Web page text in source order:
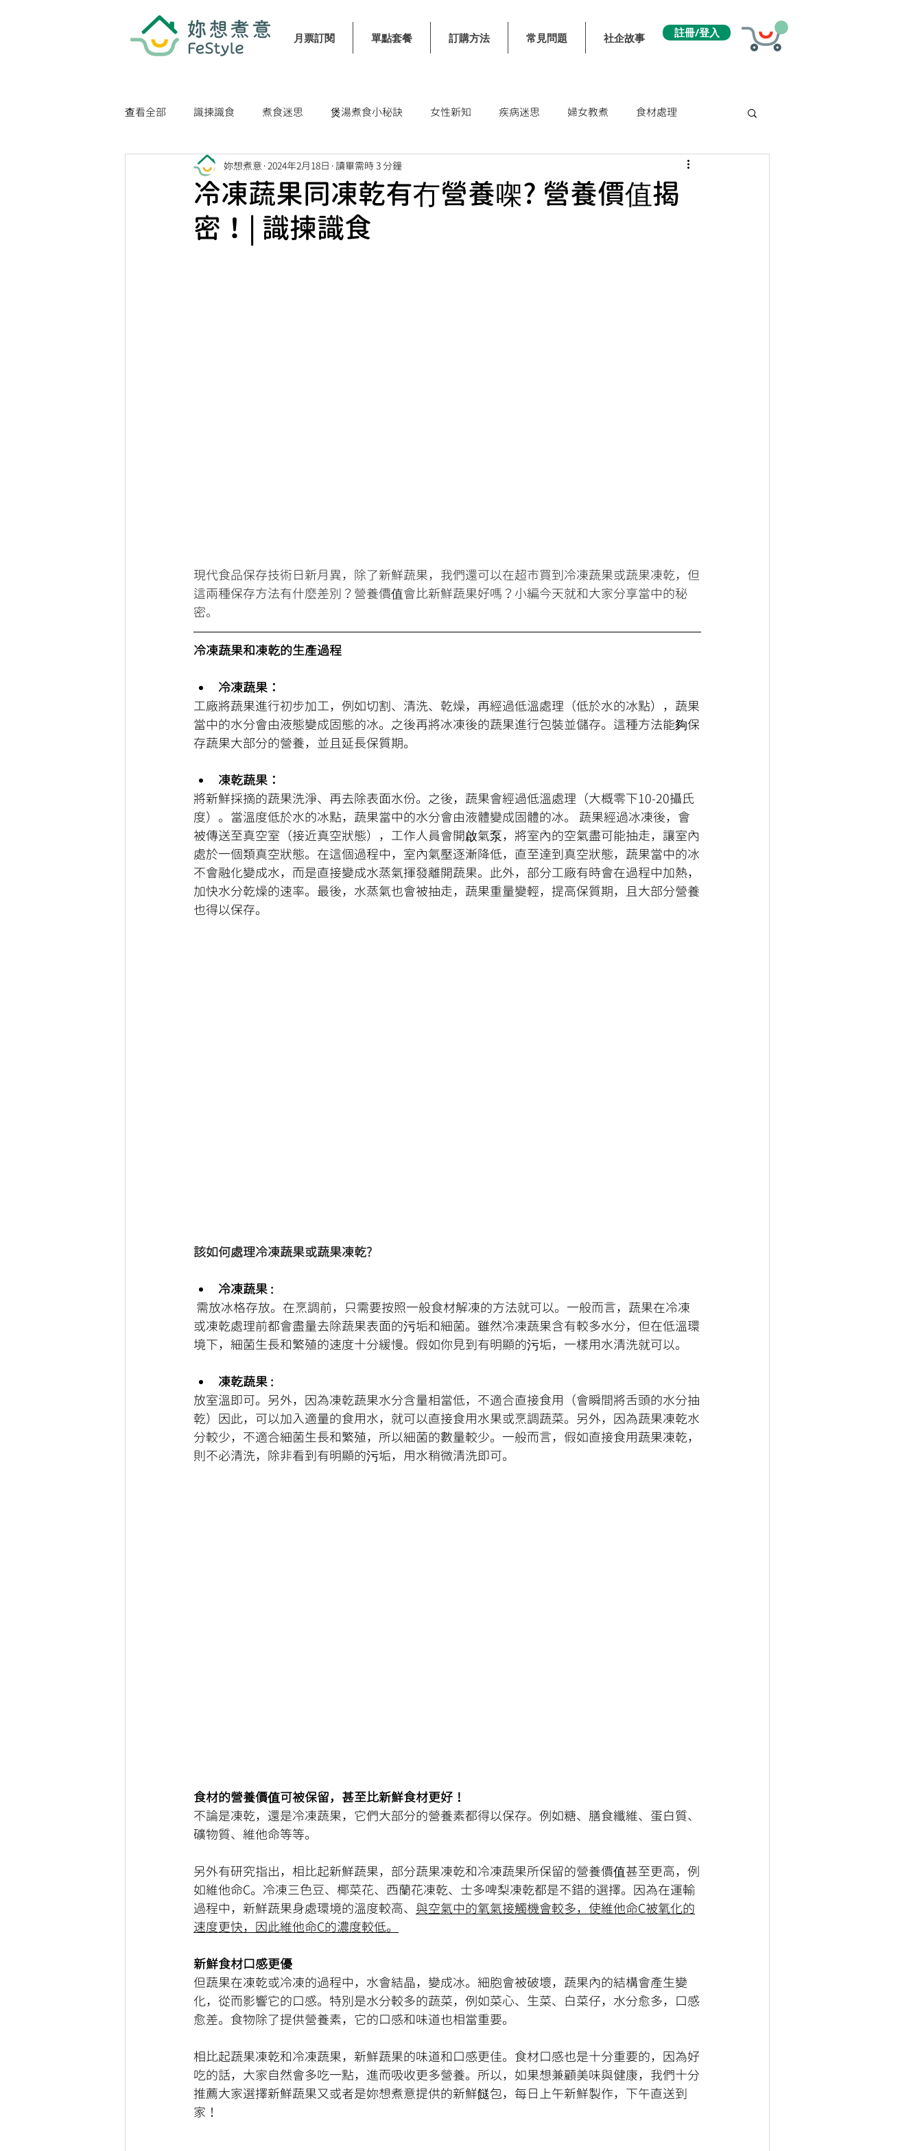
月票訂閱 單點套餐 訂購方法 常見問題 社企故事 註冊/登入
查看全部 識揀識食 煮食迷思 煲湯煮食小秘訣 女性新知 疾病迷思 婦女教煮 食材處理
家居生活小貼士 健康生活貼士
冷凍蔬果同凍乾有冇營養㗎? 營養價值揭
密！| 識揀識食
妳想煮意 2024年2月18日 讀畢需時 3 分鐘
現代食品保存技術日新月異，除了新鮮蔬果，我們還可以在超市買到冷凍蔬果或蔬果凍乾，但
這兩種保存方法有什麼差別？營養價值會比新鮮蔬果好嗎？小編今天就和大家分享當中的秘
密。
冷凍蔬果和凍乾的生產過程
冷凍蔬果：
工廠將蔬果進行初步加工，例如切割、清洗、乾燥，再經過低溫處理（低於水的冰點），蔬果
當中的水分會由液態變成固態的冰。之後再將冰凍後的蔬果進行包裝並儲存。這種方法能夠保
存蔬果大部分的營養，並且延長保質期。
凍乾蔬果：
將新鮮採摘的蔬果洗淨、再去除表面水份。之後，蔬果會經過低溫處理（大概零下10-20攝氏
度）。當溫度低於水的冰點，蔬果當中的水分會由液體變成固體的冰。 蔬果經過冰凍後，會
被傳送至真空室（接近真空狀態），工作人員會開啟氣泵，將室內的空氣盡可能抽走，讓室內
處於一個類真空狀態。在這個過程中，室內氣壓逐漸降低，直至達到真空狀態，蔬果當中的冰
不會融化變成水，而是直接變成水蒸氣揮發離開蔬果。此外，部分工廠有時會在過程中加熱，
加快水分乾燥的速率。最後，水蒸氣也會被抽走，蔬果重量變輕，提高保質期，且大部分營養
也得以保存。
該如何處理冷凍蔬果或蔬果凍乾?
冷凍蔬果 :
或凍乾處理前都會盡量去除蔬果表面的污垢和細菌。雖然冷凍蔬果含有較多水分，但在低溫環
境下，細菌生長和繁殖的速度十分緩慢。假如你見到有明顯的污垢，一樣用水清洗就可以。
凍乾蔬果 :
放室溫即可。另外，因為凍乾蔬果水分含量相當低，不適合直接食用（會瞬間將舌頭的水分抽
乾）因此，可以加入適量的食用水，就可以直接食用水果或烹調蔬菜。另外，因為蔬果凍乾水
分較少，不適合細菌生長和繁殖，所以細菌的數量較少。一般而言，假如直接食用蔬果凍乾，
則不必清洗，除非看到有明顯的污垢，用水稍微清洗即可。
食材的營養價值可被保留，甚至比新鮮食材更好！
不論是凍乾，還是冷凍蔬果，它們大部分的營養素都得以保存。例如糖、膳食纖維、蛋白質、
礦物質、維他命等等。
另外有研究指出，相比起新鮮蔬果，部分蔬果凍乾和冷凍蔬果所保留的營養價值甚至更高，例
如維他命C。冷凍三色豆、椰菜花、西蘭花凍乾、士多啤梨凍乾都是不錯的選擇。因為在運輸
過程中，新鮮蔬果身處環境的溫度較高、 與空氣中的氧氣接觸機會較多，使維他命C被氧化的
速度更快，因此維他命C的濃度較低。
新鮮食材口感更優
但蔬果在凍乾或冷凍的過程中，水會結晶，變成冰。細胞會被破壞，蔬果內的結構會產生變
化，從而影響它的口感。特別是水分較多的蔬菜，例如菜心、生菜、白菜仔，水分愈多，口感
愈差。食物除了提供營養素，它的口感和味道也相當重要。
相比起蔬果凍乾和冷凍蔬果，新鮮蔬果的味道和口感更佳。食材口感也是十分重要的，因為好
吃的話，大家自然會多吃一點，進而吸收更多營養。所以，如果想兼顧美味與健康，我們十分
推薦大家選擇新鮮蔬果又或者是妳想煮意提供的新鮮餸包，每日上午新鮮製作，下午直送到
家！